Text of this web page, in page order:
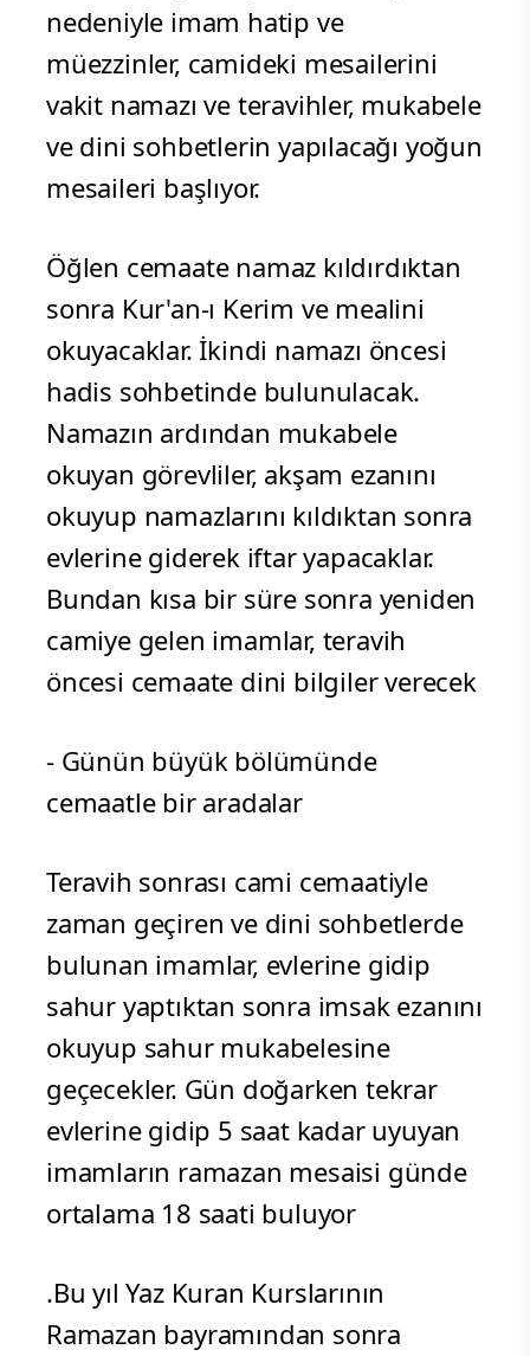
nedeniyle imam hatip ve
müezzinler, camideki mesailerini
vakit namazı ve teravihler, mukabele
ve dini sohbetlerin yapılacağı yoğun
mesaileri başlıyor.
Öğlen cemaate namaz kıldırdıktan
sonra Kur'an-ı Kerim ve mealini
okuyacaklar. İkindi namazı öncesi
hadis sohbetinde bulunulacak.
Namazın ardından mukabele
okuyan görevliler, akşam ezanını
okuyup namazlarını kıldıktan sonra
evlerine giderek iftar yapacaklar.
Bundan kısa bir süre sonra yeniden
camiye gelen imamlar, teravih
öncesi cemaate dini bilgiler verecek
- Günün büyük bölümünde
cemaatle bir aradalar
Teravih sonrası cami cemaatiyle
zaman geçiren ve dini sohbetlerde
bulunan imamlar, evlerine gidip
sahur yaptıktan sonra imsak ezanını
okuyup sahur mukabelesine
geçecekler. Gün doğarken tekrar
evlerine gidip 5 saat kadar uyuyan
imamların ramazan mesaisi günde
ortalama 18 saati buluyor
.Bu yıl Yaz Kuran Kurslarının
Ramazan bayramından sonra